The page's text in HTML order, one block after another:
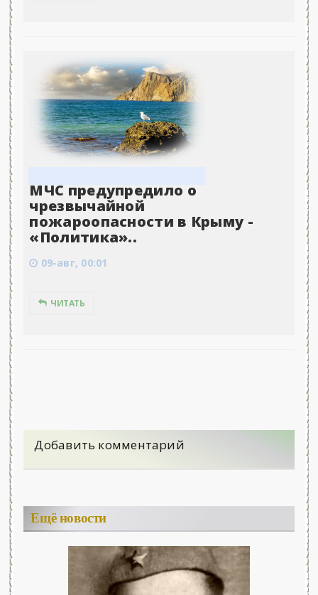
МЧС предупредило о
чрезвычайной
пожароопасности в Крыму -
«Политика»..
09-авг, 00:01
ЧИТАТЬ
Добавить комментарий
Ещё новости